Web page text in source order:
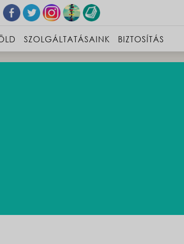
SZOLGÁLTATÁSAINK BIZTOSÍTÁS